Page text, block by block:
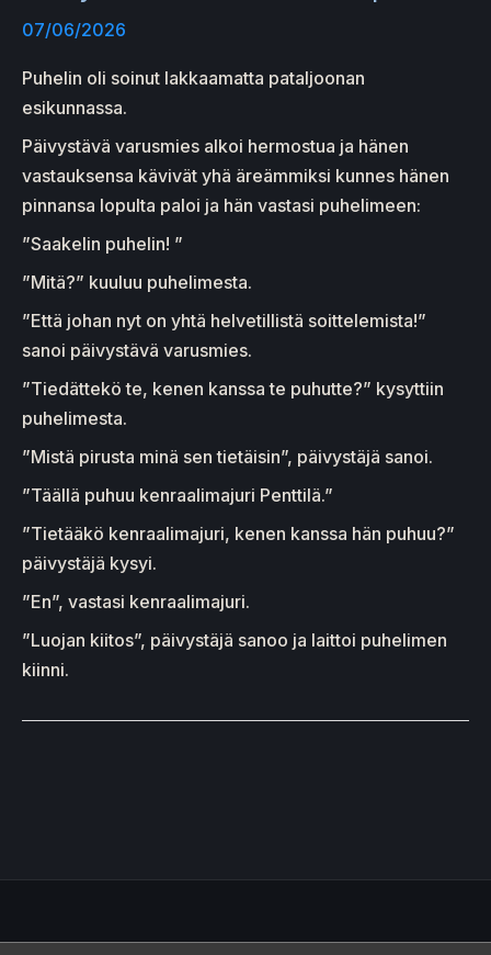
07/06/2026
Puhelin oli soinut lakkaamatta pataljoonan
esikunnassa.
Päivystävä varusmies alkoi hermostua ja hänen
vastauksensa kävivät yhä äreämmiksi kunnes hänen
pinnansa lopulta paloi ja hän vastasi puhelimeen:
”Saakelin puhelin! ”
”Mitä?” kuuluu puhelimesta.
”Että johan nyt on yhtä helvetillistä soittelemista!”
sanoi päivystävä varusmies.
”Tiedättekö te, kenen kanssa te puhutte?” kysyttiin
puhelimesta.
”Mistä pirusta minä sen tietäisin”, päivystäjä sanoi.
”Täällä puhuu kenraalimajuri Penttilä.”
”Tietääkö kenraalimajuri, kenen kanssa hän puhuu?”
päivystäjä kysyi.
”En”, vastasi kenraalimajuri.
”Luojan kiitos”, päivystäjä sanoo ja laittoi puhelimen
kiinni.